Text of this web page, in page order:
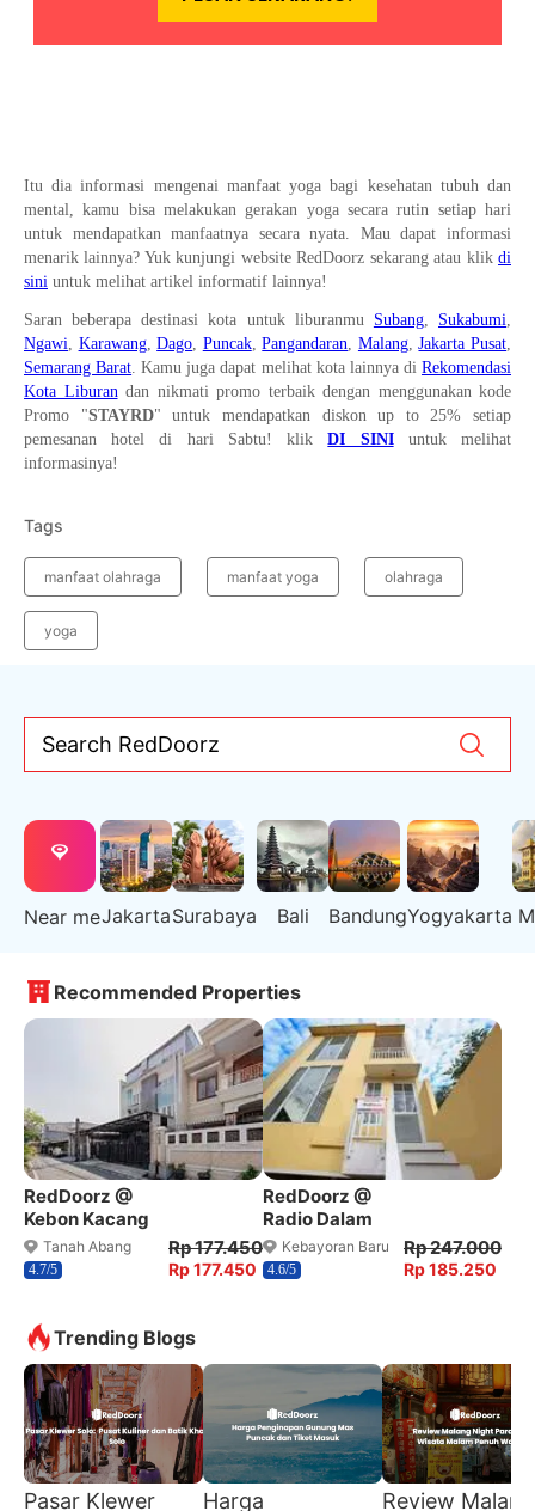
Itu dia informasi mengenai manfaat yoga bagi kesehatan tubuh dan
mental, kamu bisa melakukan gerakan yoga secara rutin setiap hari
untuk mendapatkan manfaatnya secara nyata. Mau dapat informasi
menarik lainnya? Yuk kunjungi website RedDoorz sekarang atau klik di
sini untuk melihat artikel informatif lainnya!
Saran beberapa destinasi kota untuk liburanmu Subang, Sukabumi,
Ngawi, Karawang,Dago, Puncak,Pangandaran, Malang,Jakarta Pusat,
Semarang Barat. Kamu juga dapat melihat kota lainnya diRekomendasi
Kota Liburandan nikmati promo terbaik dengan menggunakan kode
Promo "STAYRD" untuk mendapatkan diskon up to 25% setiap
pemesanan hotel di hari Sabtu! klikDI SINIuntuk melihat
informasinya!
Tags
manfaat olahraga manfaat yoga olahraga
yoga
Search RedDoorz
Near meJakartaSurabaya Bali BandungYogyakarta
Recommended Properties
RedDoorz @
Kebon Kacang
Tanah Abang
4.7/5
Rp 177.450
Rp 177.450
RedDoorz @
Radio Dalam
Kebayoran Baru
4.6/5
Rp 247.000
Rp 185.250
Trending Blogs
Pasar Klewer Harga Review Malang